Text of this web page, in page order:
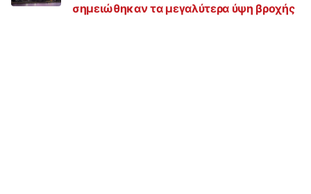
σημειώθηκαν τα μεγαλύτερα ύψη βροχής